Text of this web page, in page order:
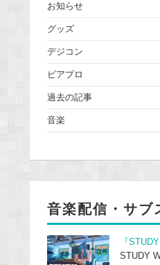
お知らせ
グッズ
デジコン
ピアプロ
過去の記事
音楽
音楽配信・サブ
『
STUDY